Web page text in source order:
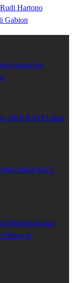
Hartono
Gabion
Selatan ke
OKP KAPI Lapor
HUT
Ditemukan dan
Warga &